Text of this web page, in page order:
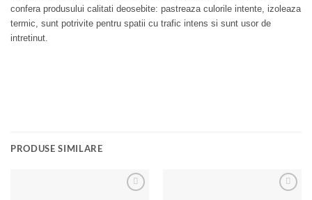
confera produsului calitati deosebite: pastreaza culorile intente, izoleaza
termic, sunt potrivite pentru spatii cu trafic intens si sunt usor de
intretinut.
PRODUSE SIMILARE